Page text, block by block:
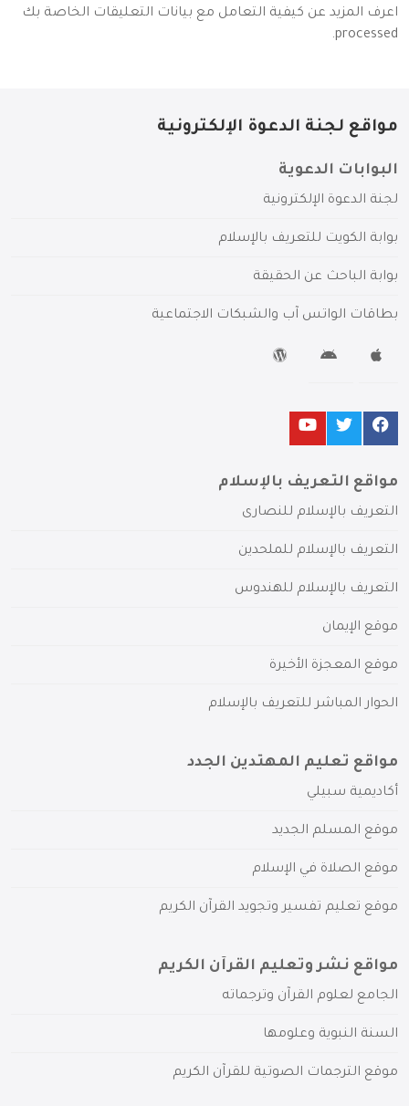
اعرف المزيد عن كيفية التعامل مع بيانات التعليقات الخاصة بك
processed
.
مواقع لجنة الدعوة الإلكترونية
البوابات الدعوية
لجنة الدعوة الإلكترونية
بوابة الكويت للتعريف بالإسلام
بوابة الباحث عن الحقيقة
بطاقات الواتس آب والشبكات الاجتماعية
مواقع التعريف بالإسلام
التعريف بالإسلام للنصارى
التعريف بالإسلام للملحدين
التعريف بالإسلام للهندوس
موقع الإيمان
موقع المعجزة الأخيرة
الحوار المباشر للتعريف بالإسلام
مواقع تعليم المهتدين الجدد
أكاديمية سبيلي
موقع المسلم الجديد
موقع الصلاة في الإسلام
موقع تعليم تفسير وتجويد القرآن الكريم
مواقع نشر وتعليم القرآن الكريم
الجامع لعلوم القرآن وترجماته
السنة النبوية وعلومها
موقع الترجمات الصوتية للقرآن الكريم